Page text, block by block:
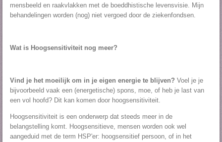
mensbeeld en raakvlakken met de boeddhistische levensvisie. Mijn
behandelingen worden (nog) niet vergoed door de ziekenfondsen.
Wat is Hoogsensitiviteit nog meer?
Vind je het moeilijk om in je eigen energie te blijven? Voel je je
bijvoorbeeld vaak een (energetische) spons, moe, of heb je last van
een vol hoofd? Dit kan komen door hoogsensitiviteit.
Hoogsensitiviteit is een onderwerp dat steeds meer in de
belangstelling komt. Hoogsensitieve, mensen worden ook wel
aangeduid met de term HSP'er: hoogsensitief persoon, of in het